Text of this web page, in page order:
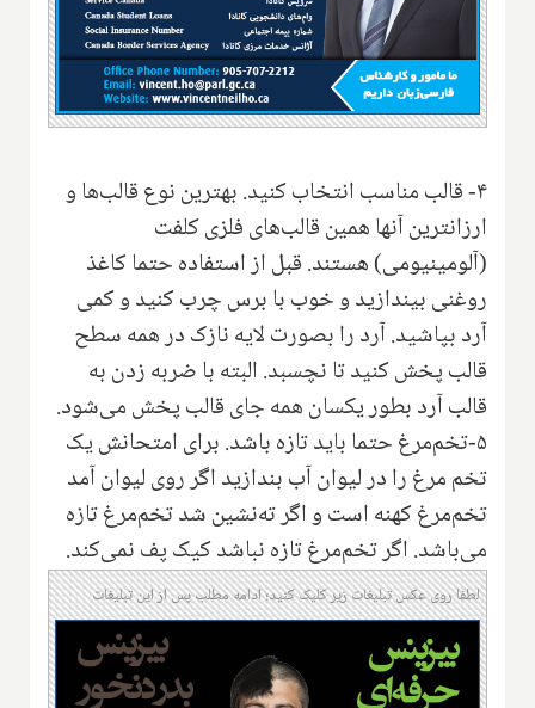
۴- قالب مناسب انتخاب کنید. بهترین نوع قالب‌ها و
ارزانترین آنها همین قالب‌های فلزی کلفت
(آلومینیومی)‌ هستند. قبل از استفاده حتما کاغذ
روغنی بیندازید و خوب با برس چرب کنید و کمی
آرد‌ بپاشید. آرد را بصورت لایه نازک‌ در همه سطح
قالب پخش کنید تا نچسبد. البته با ضربه زدن به
قالب آرد بطور یکسان همه جای قالب پخش می‌شود.
۵-تخم‌مرغ حتما باید تازه باشد. برای امتحانش یک
تخم مرغ را در لیوان آب بندازید اگر روی لیوان آمد
تخم‌مرغ کهنه است و اگر ته‌نشین شد تخم‌مرغ تازه
می‌باشد. اگر تخم‌مرغ تازه نباشد کیک پف نمی‌کند.
لطفا روی عکس تبلیغات زیر کلیک کنید؛ ادامه مطلب پس از این تبلیغات